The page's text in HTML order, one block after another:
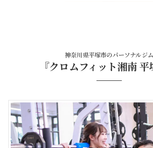
神奈川県平塚市のパーソナルジム
『クロムフィット湘南 平